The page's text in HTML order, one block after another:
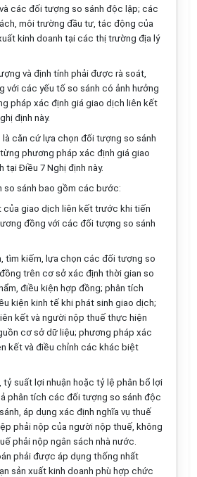
các đối tượng so sánh độc lập; các
môi trường đầu tư, tác động của
kinh doanh tại các thị trường địa lý
và định tính phải được rà soát,
với các yếu tố so sánh có ảnh hưởng
pháp xác định giá giao dịch liên kết
định này.
căn cứ lựa chọn đối tượng so sánh
phương pháp xác định giá giao
tại Điều 7 Nghị định này.
so sánh bao gồm các bước:
của giao dịch liên kết trước khi tiến
đồng với các đối tượng so sánh
tìm kiếm, lựa chọn các đối tượng so
trên cơ sở xác định thời gian so
điều kiện hợp đồng; phân tích
kiện kinh tế khi phát sinh giao dịch;
kết và người nộp thuế thực hiện
cơ sở dữ liệu; phương pháp xác
kết và điều chỉnh các khác biệt
tỷ suất ợi nhuận hoặc tỷ lệ phân bổ lợi
phân tích các đối tượng so sánh độc
áp dụng xác định nghĩa vụ thuế
phải nộp của người nộp thuế, không
phải nộp ngân sách nhà nước.
phải được áp dụng thống nhất
sản xuất kinh doanh phù hợp chức